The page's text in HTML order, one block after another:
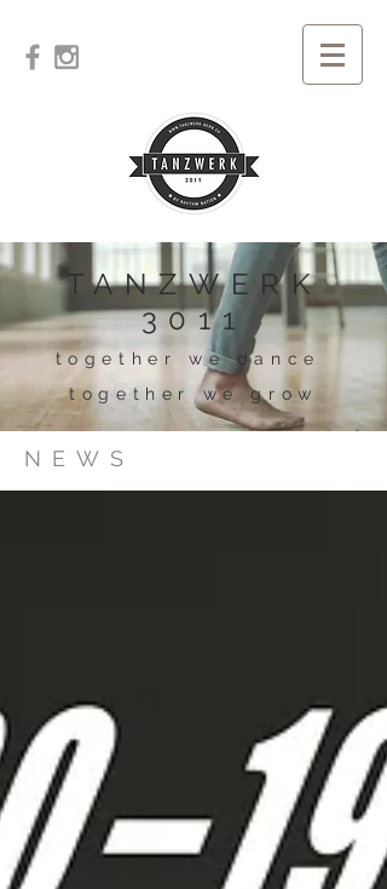
TANZWERK
3011
together we dance
together we grow
NEWS